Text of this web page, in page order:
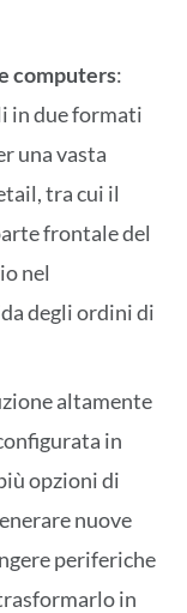
computers:
in due formati
una vasta
tra cui il
frontale del
nel
degli ordini di
altamente
in
opzioni di
nuove
periferiche
in